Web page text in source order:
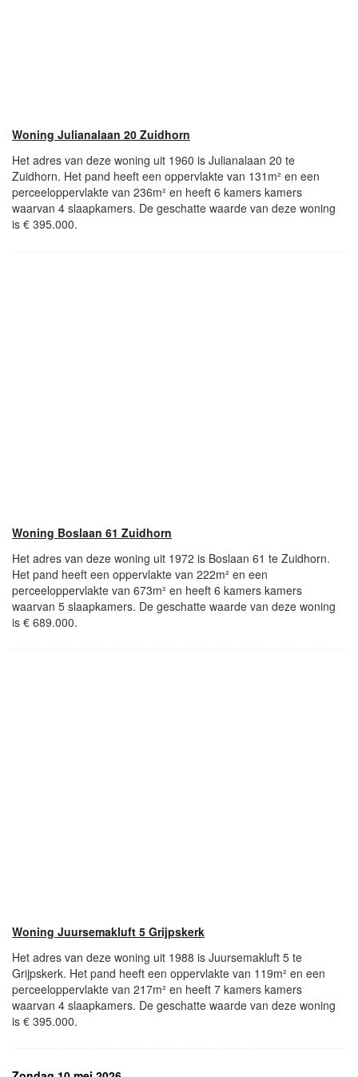
Woning Julianalaan 20 Zuidhorn
Het adres van deze woning uit 1960 is Julianalaan 20 te
Zuidhorn. Het pand heeft een oppervlakte van 131m² en een
perceeloppervlakte van 236m² en heeft 6 kamers kamers
waarvan 4 slaapkamers. De geschatte waarde van deze woning
is € 395.000.
Woning Boslaan 61 Zuidhorn
Het adres van deze woning uit 1972 is Boslaan 61 te Zuidhorn.
Het pand heeft een oppervlakte van 222m² en een
perceeloppervlakte van 673m² en heeft 6 kamers kamers
waarvan 5 slaapkamers. De geschatte waarde van deze woning
is € 689.000.
Woning Juursemakluft 5 Grijpskerk
Het adres van deze woning uit 1988 is Juursemakluft 5 te
Grijpskerk. Het pand heeft een oppervlakte van 119m² en een
perceeloppervlakte van 217m² en heeft 7 kamers kamers
waarvan 4 slaapkamers. De geschatte waarde van deze woning
is € 395.000.